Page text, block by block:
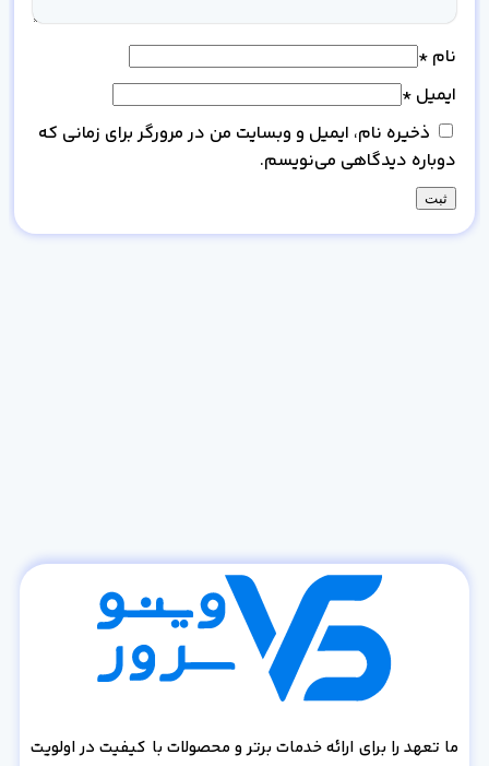
نام *
ایمیل *
ذخیره نام، ایمیل و وبسایت من در مرورگر برای زمانی که
دوباره دیدگاهی می‌نویسم.
ما تعهد را برای ارائه خدمات برتر و محصولات با کیفیت در اولویت